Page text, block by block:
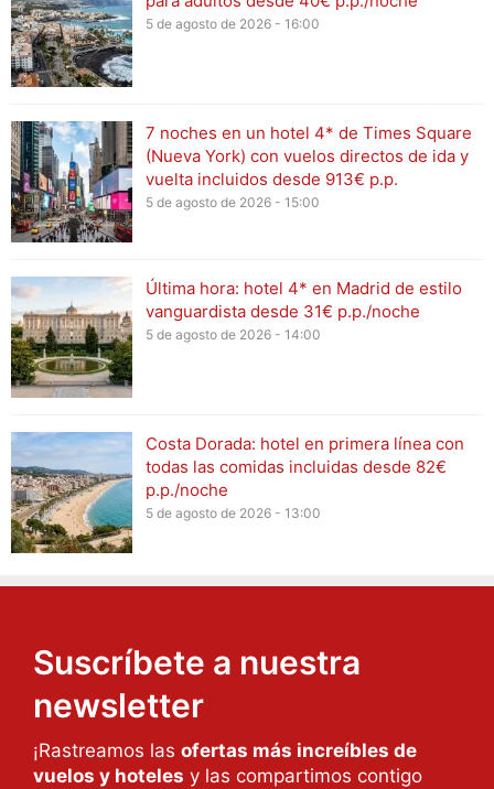
5 de agosto de 2026 - 16:00
7 noches en un hotel 4* de Times Square
(Nueva York) con vuelos directos de ida y
vuelta incluidos desde 913€ p.p.
5 de agosto de 2026 - 15:00
Última hora: hotel 4* en Madrid de estilo
vanguardista desde 31€ p.p./noche
5 de agosto de 2026 - 14:00
Costa Dorada: hotel en primera línea con
todas las comidas incluidas desde 82€
p.p./noche
5 de agosto de 2026 - 13:00
Suscríbete a nuestra
newsletter
¡Rastreamos las ofertas más increíbles de
vuelos y hoteles y las compartimos contigo